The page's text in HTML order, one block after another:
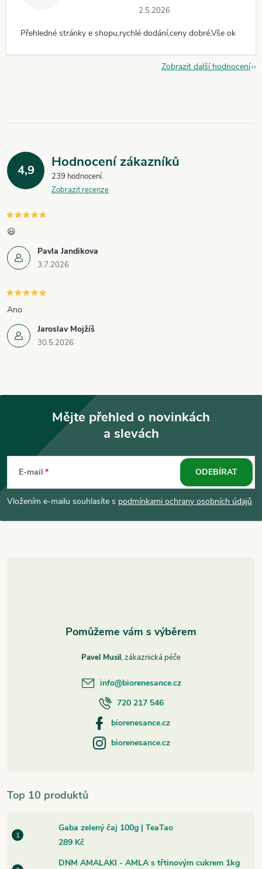
2.5.2026
Přehledné stránky e shopu,rychlé dodání,ceny dobré.Vše ok
Zobrazit další hodnocení
4,9 Hodnocení zákazníků
239 hodnocení
Zobrazit recenze
Pavla Jandikova
3.7.2026
😃
Jaroslav Mojžíš
30.5.2026
Ano
p
a
Mějte přehled o novinkách
a slevách
E-mail
Vložením e-mailu souhlasíte s podmínkami ochrany osobních údajů
ODEBÍRAT
Top 10 produktů
Gaba zelený čaj 100g | TeaTao
289 Kč
DNM AMALAKI - AMLA s třtinovým cukrem 1kg
Pavel Musil
info@biorenesance.cz
720 217 546
biorenesance.cz
biorenesance.cz